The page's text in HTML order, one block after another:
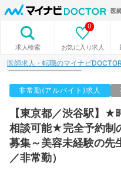
医
求人検索 お気に入り求人
0
医師求人・転職のマイナビ
非常勤(アルバイト)求人
【東京都／渋谷駅】★
相談可能★完全予約制
募集～美容未経験の先
／非常勤）